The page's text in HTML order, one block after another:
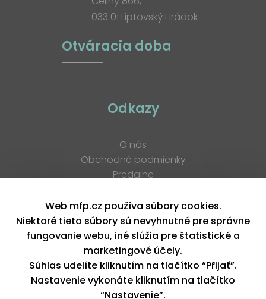
033 01 Liptovský Hrádok
Otváracia doba
Odkazy
O nás
Obchodné podmienky
Predajne
K stiahnutiu
Blog
Kontakt
Kariéra
XML feed
Copyright © 2026, MFP paper s. r. o. | Všetky práva vyhradené
Web mfp.cz používa súbory cookies.
Niektoré tieto súbory sú nevyhnutné pre správne
fungovanie webu, iné slúžia pre štatistické a
marketingové účely.
Súhlas udelíte kliknutím na tlačítko “Přijať”.
Nastavenie vykonáte kliknutím na tlačítko
“Nastavenie”.